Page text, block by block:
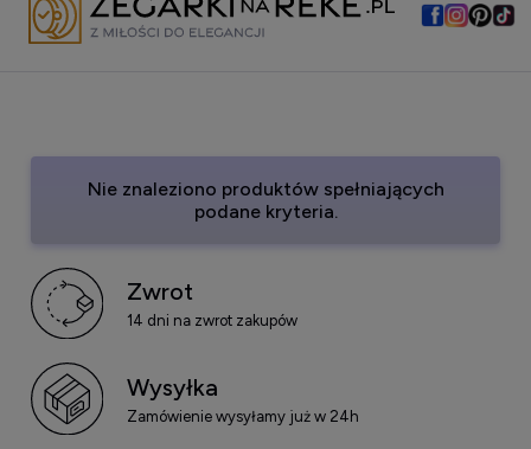
Nie znaleziono produktów spełniających
podane kryteria.
Zwrot
14 dni na zwrot zakupów
Wysyłka
Zamówienie wysyłamy już w 24h